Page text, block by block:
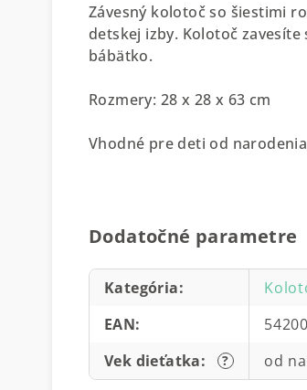
Závesný kolotoč so šiestimi
detskej izby. Kolotoč
bábätko.
Rozmery: 28 x 28 x 63 cm
Vhodné pre deti od
Dodatočné parametre
Kategória:
EAN:
?
Vek dieťatka: od